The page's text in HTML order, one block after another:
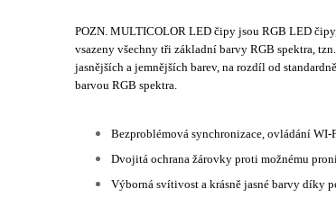
POZN. MULTICOLOR LED čipy jsou RGB LED
vsazeny všechny tři základní barvy RGB spektra,
jasnějších a jemnějších barev, na rozdíl od
barvou RGB spektra.
Bezproblémová synchronizace, ovládání
Dvojitá ochrana žárovky proti možnému
Výborná svítivost a krásně jasné barvy díky